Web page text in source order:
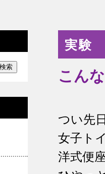
実験
こん
つい先
女子ト
洋式便